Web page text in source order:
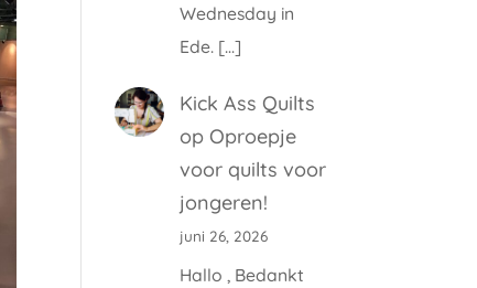
Wednesday in
Ede. […]
Kick Ass Quilts
op Oproepje
voor quilts voor
jongeren!
juni 26, 2026
Hallo , Bedankt